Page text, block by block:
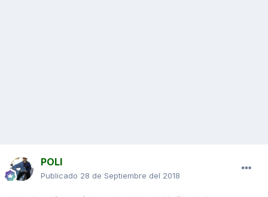
POLI
Publicado 28 de Septiembre del 2018